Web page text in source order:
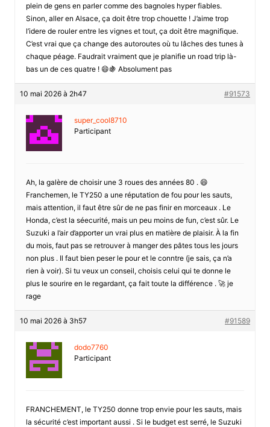
plein de gens en parler comme des bagnoles hyper fiables.
Sinon, aller en Alsace, ça doit être trop chouette ! J’aime trop
l’idere de rouler entre les vignes et tout, ça doit être magnifique.
C’est vrai que ça change des autoroutes où tu lâches des tunes à
chaque péage. Faudrait vraiment que je planifie un road trip là-
bas un de ces quatre ! 😄🍇 Absolument pas
10 mai 2026 à 2h47 #91573
super_cool8710
Participant
Ah, la galère de choisir une 3 roues des années 80 . 😄
Franchemen, le TY250 a une réputation de fou pour les sauts,
mais attention, il faut être sûr de ne pas finir en morceaux . Le
Honda, c’est la séecurité, mais un peu moins de fun, c’est sûr. Le
Suzuki a l’air d’apporter un vrai plus en matière de plaisir. À la fin
du mois, faut pas se retrouver à manger des pâtes tous les jours
non plus . Il faut bien peser le pour et le conntre (je sais, ça n’a
rien à voir). Si tu veux un conseil, choisis celui qui te donne le
plus le sourire en le regardant, ça fait toute la différence . 🚀 je
rage
10 mai 2026 à 3h57 #91589
dodo7760
Participant
FRANCHEMENT, le TY250 donne trop envie pour les sauts, mais
la sécurité c’est important aussi . Si le budget est serré, le Suzuki